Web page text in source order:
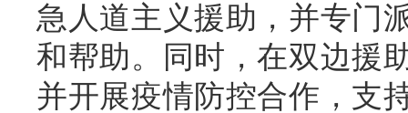
急人道主义援助，并专门
和帮助。同时，在双边援
并开展疫情防控合作，支